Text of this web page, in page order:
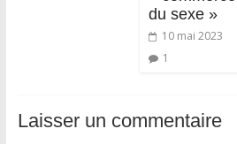
du sexe »
10 mai 2023
1
Laisser un commentaire